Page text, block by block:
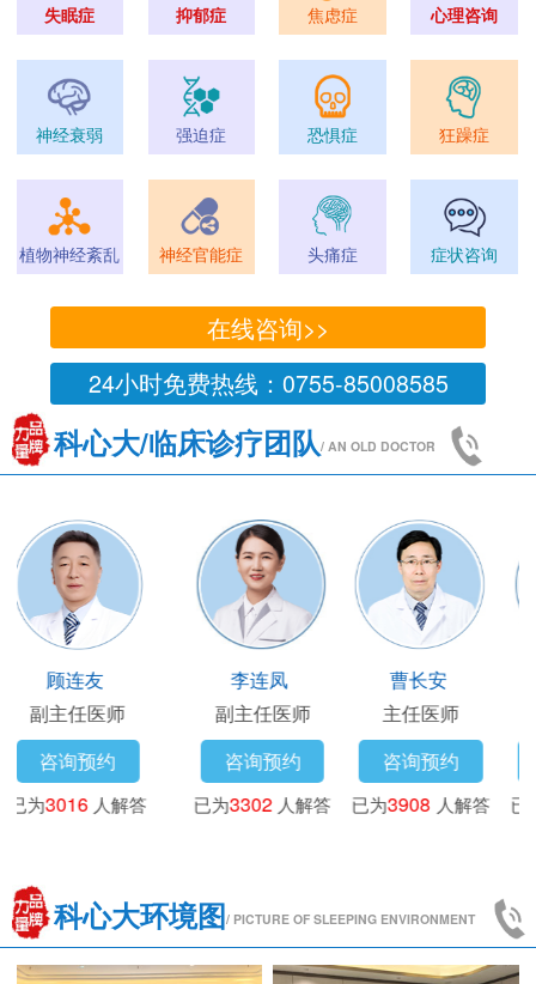
失眠症 抑郁症 焦虑症 心理咨询
神经衰弱 强迫症 恐惧症 狂躁症
植物神经紊乱 神经官能症 头痛症 症状咨询
在线咨询>>
24小时免费热线：0755-85008585
科心大/临床诊疗团队/ AN OLD DOCTOR
王凯
任医师
询预约
3718人解答
临床部主任
咨询预约
已为 4173人解答
副主任医师
咨询预约
已为3016人解答 已为
科心大环境图/ PICTURE OF SLEEPING ENVIRONMENT